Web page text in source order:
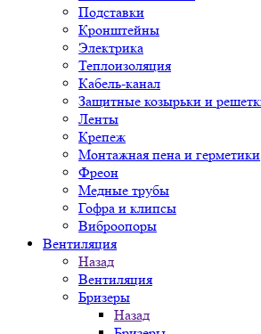
Подставки
Кронштейны
Электрика
Теплоизоляция
Кабель-канал
Защитные козырьки и
Ленты
Крепеж
Монтажная пена и герметики
Фреон
Медные трубы
Гофра и клипсы
Виброопоры
Вентиляция
Назад
Вентиляция
Бризеры
Назад